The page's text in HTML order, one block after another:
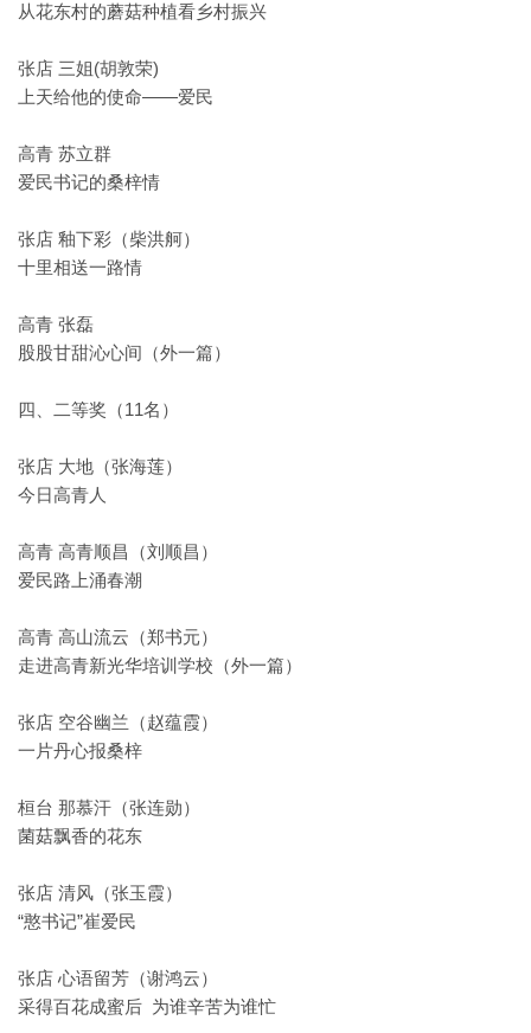
从花东村的蘑菇种植看乡村振兴
张店 三姐(胡敦荣)
上天给他的使命——爱民
高青 苏立群
爱民书记的桑梓情
张店 釉下彩（柴洪舸）
十里相送一路情
高青 张磊
股股甘甜沁心间（外一篇）
四、二等奖（11名）
张店 大地（张海莲）
今日高青人
高青 高青顺昌（刘顺昌）
爱民路上涌春潮
高青 高山流云（郑书元）
走进高青新光华培训学校（外一篇）
张店 空谷幽兰（赵蕴霞）
一片丹心报桑梓
桓台 那慕汗（张连勋）
菌菇飘香的花东
张店 清风（张玉霞）
“憨书记”崔爱民
张店 心语留芳（谢鸿云）
采得百花成蜜后 为谁辛苦为谁忙